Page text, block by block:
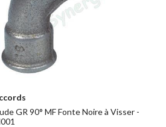
GR 90° MF Fonte Noire à Visser -